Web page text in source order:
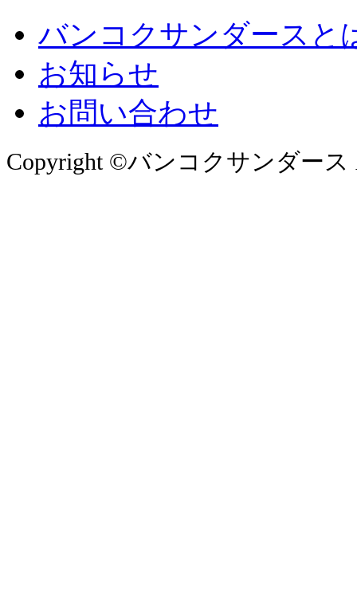
バンコクサンダースと
お知らせ
お問い合わせ
Copyright ©バンコクサンダース